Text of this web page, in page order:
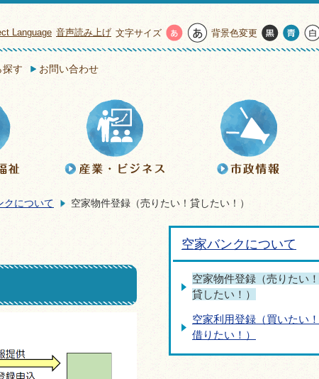
Language 音声読み上げ 文字サイズ 背景色変更
探す お問い合わせ
クについて 空家物件登録（売りたい！貸したい！）
空家バンクについて
空家物件登録（売りたい！
貸したい！）
空家利用登録（買いたい！
借りたい！）